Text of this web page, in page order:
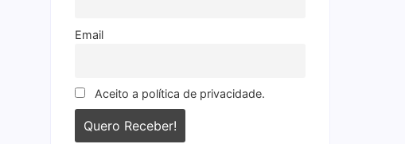
Email
Aceito a política de privacidade.